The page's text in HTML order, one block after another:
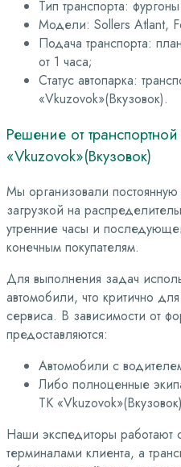
Тип транспорта:
Модели: Sollers Atlant,
Подача транспорта:
от 1 часа;
Статус автопарка:
«Vkuzovok»(Вкузовок).
Решение от
«Vkuzovok»(Вкузовок)
Мы организовали
загрузкой на
утренние часы и
конечным покупателям.
Для выполнения задач
автомобили, что критично
сервиса. В зависимости от
предоставляются:
Автомобили с
Либо полноценные
ТК
Наши экспедиторы работают
терминалами клиента, а